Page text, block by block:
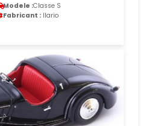
Modele :Classe S
Fabricant : Ilario